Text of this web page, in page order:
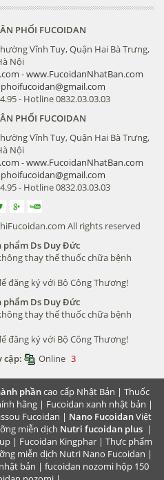
PHỐI FUCOIDAN
Vĩnh Tuy, Quận Hai Bà Trưng,
Nội
-www.FucoidanNhatBan.com
- Hotline 0832.03.03.03
PHỐI FUCOIDAN
Vĩnh Tuy, Quận Hai Bà Trưng,
Nội
-www.FucoidanNhatBan.com
- Hotline 0832.03.03.03
All rights reserved
phẩm Ds Duy Đức
thay thế thuốc chữa bệnh
đăng ký với Bộ Công Thương!
phẩm Ds Duy Đức
thay thế thuốc chữa bệnh
đăng ký với Bộ Công Thương!
cập:
Online 3
phầncao cấp Nhật Bản | Thuốc
hãng | Fucoidan xanh nhật bản |
Fucoidan | Nano FucoidanViệt
miễn dịch Nutri fucoidan plus |
| Fucoidan Kingphar | Thực phẩm
miễn dịch Nutri Nano Fucoidan |
bản | fucoidan nozomi hộp 150